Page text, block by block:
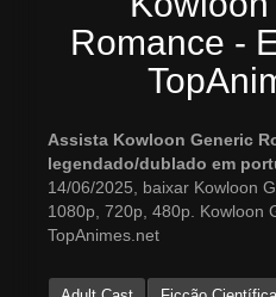
Romance -
Assista Kowloon Generic
legendado/dublado em
14/06/2025, baixar Kowloon
1080p, 720p, 480p. Kowloon
TopAnimes.net